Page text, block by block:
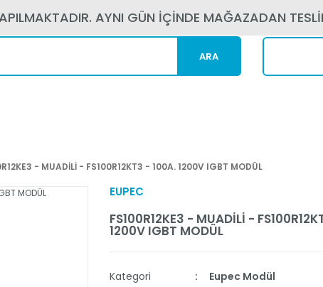
AYNI GÜN İÇİNDE MAĞAZADAN
ARA
- MUADİLİ - FS100R12KT3 - 100A. 1200V IGBT MODÜL
EUPEC
FS100R12KE3 - MUADİLİ -
1200V IGBT MODÜL
Kategori
Eupec Modül